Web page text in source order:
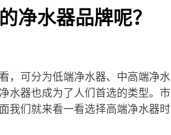
净水器品牌呢？
，可分为低端净水器、中高端净水
水器也成为了人们首选的类型。市
我们就来看一看选择高端净水器时